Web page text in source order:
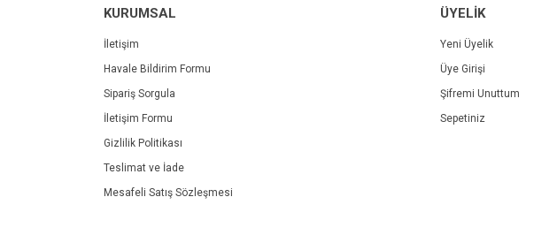
KURUMSAL
İletişim
Havale Bildirim Formu
Sipariş Sorgula
İletişim Formu
Gizlilik Politikası
Teslimat ve İade
Mesafeli Satış Sözleşmesi
ÜYELİK
Yeni Üyelik
Üye Girişi
Şifremi Unuttum
Sepetiniz